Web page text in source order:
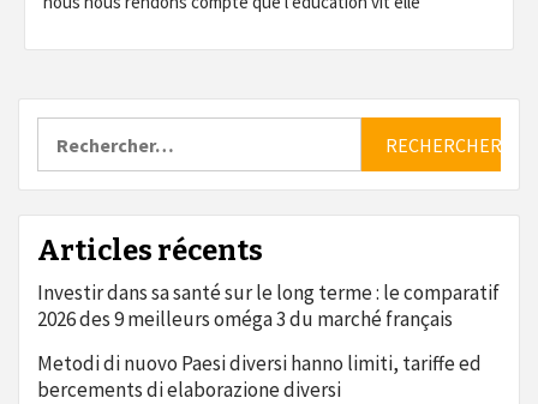
Articles récents
Investir dans sa santé sur le long terme : le comparatif
2026 des 9 meilleurs oméga 3 du marché français
Metodi di nuovo Paesi diversi hanno limiti, tariffe ed
bercements di elaborazione diversi